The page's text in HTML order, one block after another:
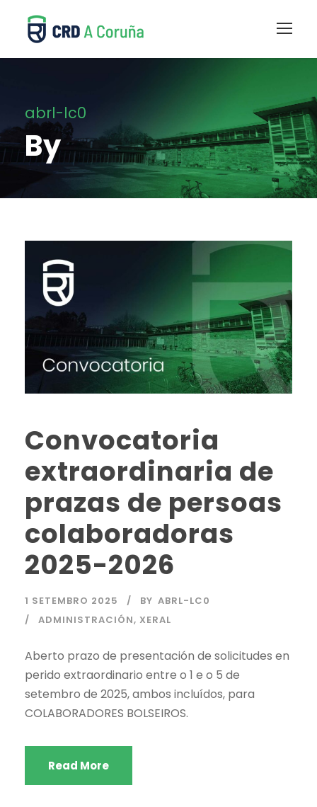
abrl-lc0
By
Convocatoria
extraordinaria de
prazas de persoas
colaboradoras
2025-2026
1 SETEMBRO 2025 BY ABRL-LC0
ADMINISTRACIÓN, XERAL
Aberto prazo de presentación de solicitudes en
perido extraordinario entre o 1 e o 5 de
setembro de 2025, ambos incluídos, para
COLABORADORES BOLSEIROS.
Read More